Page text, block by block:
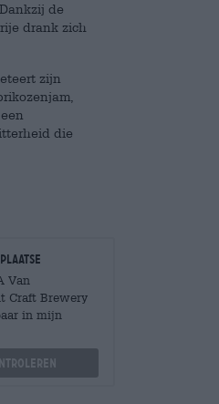
de
drank zich
zijn
die
Van
Craft Brewery
in mijn